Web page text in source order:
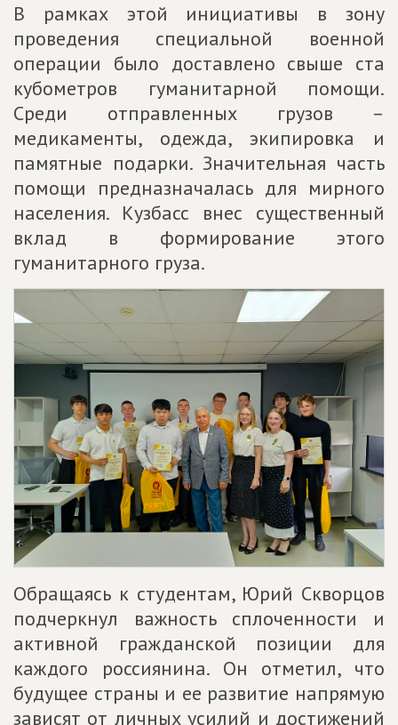
В рамках этой инициативы в зону
проведения специальной военной
операции было доставлено свыше ста
кубометров гуманитарной помощи.
Среди отправленных грузов –
медикаменты, одежда, экипировка и
памятные подарки. Значительная часть
помощи предназначалась для мирного
населения. Кузбасс внес существенный
вклад в формирование этого
гуманитарного груза.
Обращаясь к студентам, Юрий Скворцов
подчеркнул важность сплоченности и
активной гражданской позиции для
каждого россиянина. Он отметил, что
будущее страны и ее развитие напрямую
зависят от личных усилий и достижений